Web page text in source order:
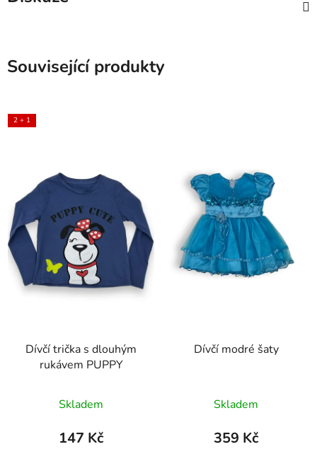
Související produkty
2 + 1
Dívčí trička s dlouhým
rukávem PUPPY
Skladem
147 Kč
Dívčí modré šaty
Skladem
359 Kč